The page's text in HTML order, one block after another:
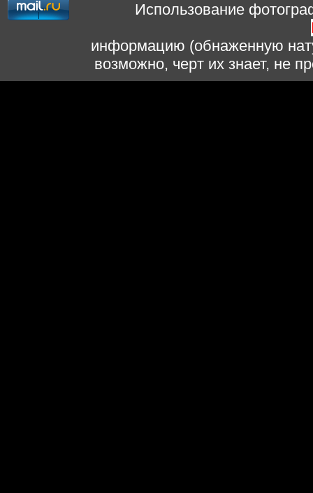
Использование
информацию (обнаженную
возможно, черт их знает, не